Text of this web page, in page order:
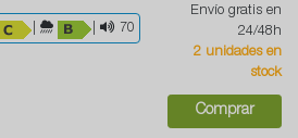
70
Envío gratis en
24/48h
2 unidades en
stock
Comprar